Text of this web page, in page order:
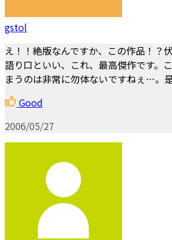
gstol
え！！絶版なんですか、この作品！？
語り口といい、これ、最高傑作です。
まうのは非常に勿体ないですねぇ…。
Good
2006/05/27